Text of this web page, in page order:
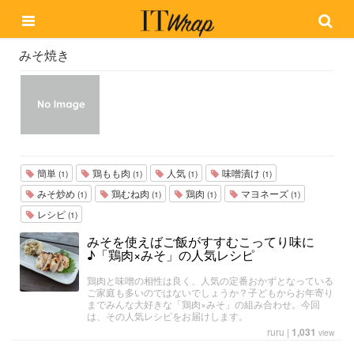
みそ焼き
簡単 (1) 鶏もも肉 (1) 人気 (1) 味噌漬け (1)
みそ炒め (1) 鶏むね肉 (1) 鶏肉 (1) マヨネーズ (1)
レシピ (1)
みそを使えばご飯がすすむこってり味に
♪「鶏肉×みそ」の人気レシピ
鶏肉と味噌の相性は良く、人気の定番おかずとなっている
ご家庭も多いのではないでしょうか？子どもからお年寄り
までみんな大好きな「鶏肉×みそ」の組み合わせ。今回
は、その人気レシピをお届けします。
ruru | 1,031 view